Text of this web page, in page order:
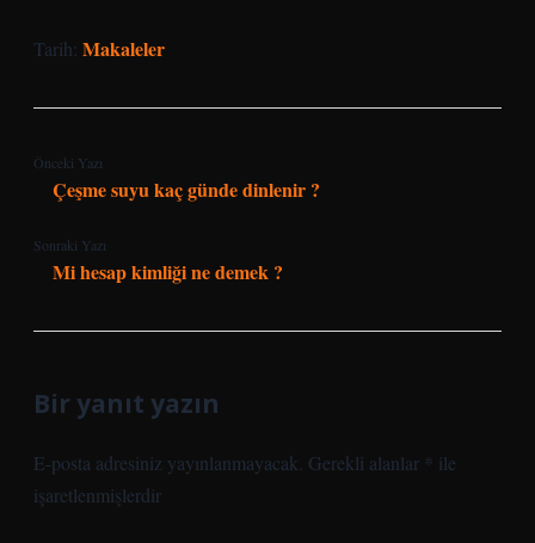
Tarih: Makaleler
Önceki Yazı
Çeşme suyu kaç günde dinlenir ?
Sonraki Yazı
Mi hesap kimliği ne demek ?
Bir yanıt yazın
E-posta adresiniz yayınlanmayacak. Gerekli alanlar * ile
işaretlenmişlerdir